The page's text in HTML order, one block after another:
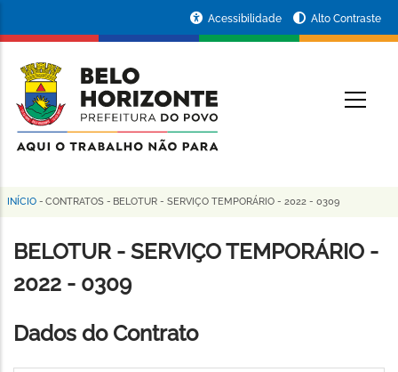
conteúdo
principal
da
Prefeitura
de
Horizonte
Acessibilidade Alto Contraste
Trilha
de
navegação
INÍCIO - CONTRATOS - BELOTUR - SERVIÇO TEMPORÁRIO - 2022 - 0309
BELOTUR - SERVIÇO TEMPORÁRIO -
2022 - 0309
Dados do Contrato